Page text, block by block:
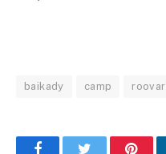
baikady camp
FacebookTwitter